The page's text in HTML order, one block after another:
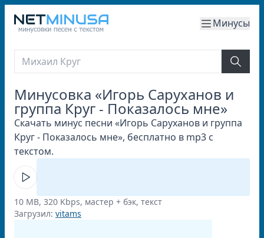
Минусы
Минусовка «Игорь Саруханов и
группа Круг - Показалось мне»
Скачать минус песни «Игорь Саруханов и группа
Круг - Показалось мне», бесплатно в mp3 с
текстом.
10 MB, 320 Kbps, мастер + бэк, текст
Загрузил: vitams